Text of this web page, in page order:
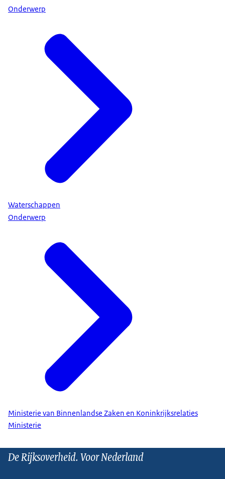
Onderwerp
Waterschappen
Onderwerp
Ministerie van Binnenlandse Zaken en Koninkrijksrelaties
Ministerie
De Rijksoverheid. Voor Nederland